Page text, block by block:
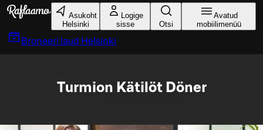
Liigu peamise sisu juurde
Asukoht
Helsinki
Logige
sisse
Otsi
Avatud
mobiilimenüü
Broneeri laud Helsinki
Turmion Kätilöt Döner